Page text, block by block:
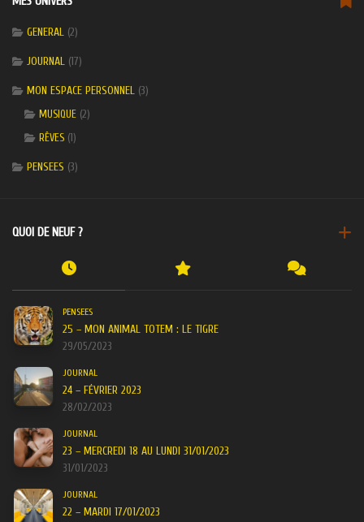
GENERAL (2)
JOURNAL (17)
MON ESPACE PERSONNEL (3)
MUSIQUE (2)
RÊVES (1)
PENSEES (3)
QUOI DE NEUF ?
PENSEES
25 – MON ANIMAL TOTEM : LE TIGRE
29/05/2023
JOURNAL
24 – FÉVRIER 2023
28/02/2023
JOURNAL
23 – MERCREDI 18 AU LUNDI 31/01/2023
31/01/2023
JOURNAL
22 – MARDI 17/01/2023